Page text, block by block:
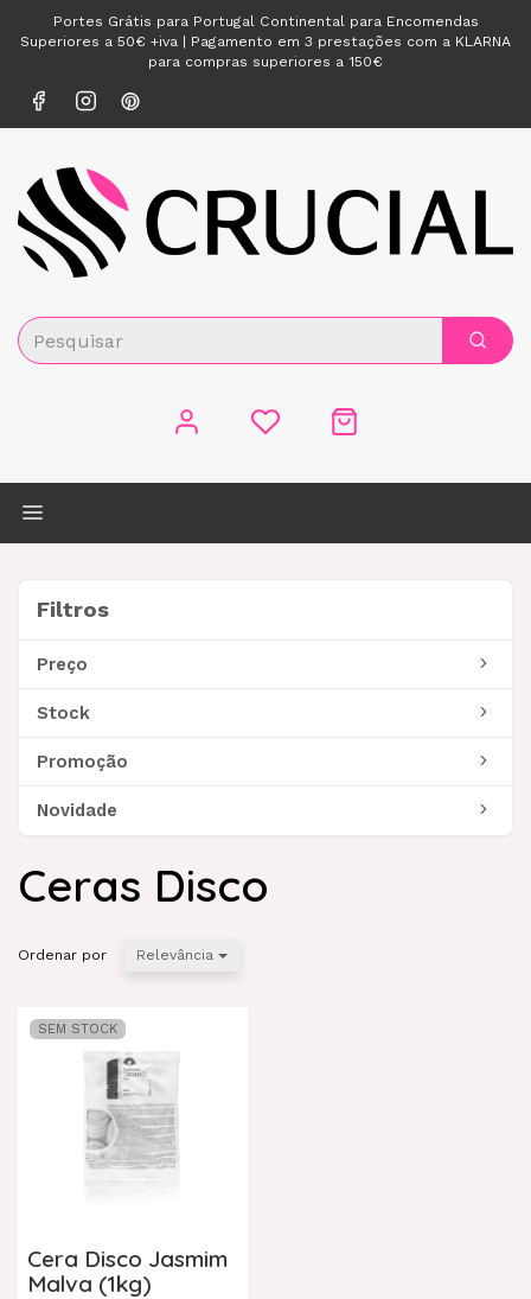
Portes Grátis para Portugal Continental para Encomendas
Superiores a 50€ +iva | Pagamento em 3 prestações com a KLARNA
para compras superiores a 150€
Alternar
Filtros
Preço
Stock
Promoção
Novidade
Ceras Disco
Ordenar por Relevância
SEM STOCK
Cera Disco Jasmim
Malva (1kg)